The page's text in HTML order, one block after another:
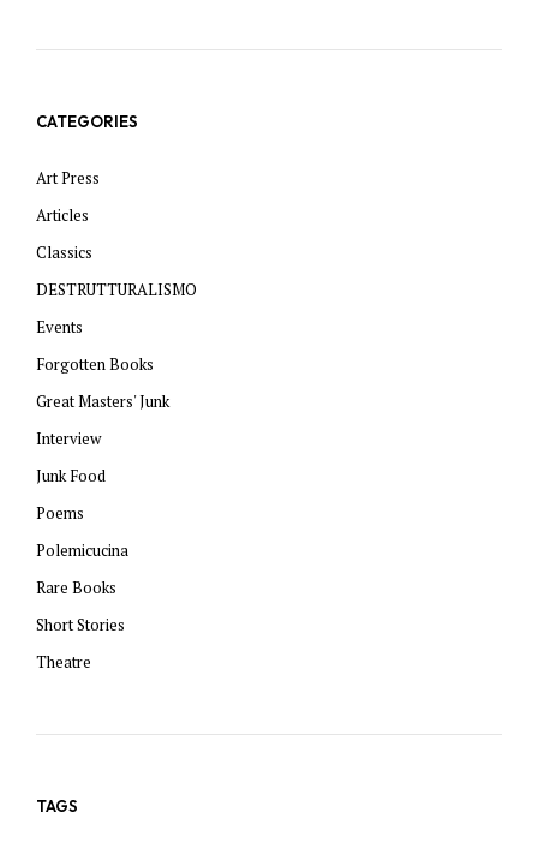
CATEGORIES
Art Press
Articles
Classics
DESTRUTTURALISMO
Events
Forgotten Books
Great Masters' Junk
Interview
Junk Food
Poems
Polemicucina
Rare Books
Short Stories
Theatre
TAGS